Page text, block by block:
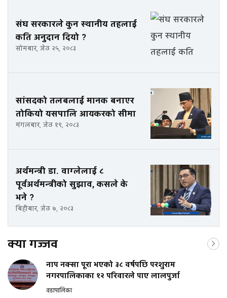
संघ सरकारले कुन स्थानीय तहलाई
कति अनुदान दियो ?
सोमबार, जेठ २५, २०८३
सांसदको तलबलाई मानक बनाएर
तोकियो यसपालि आयकरको सीमा
मंगलबार, जेठ १९, २०८३
अर्थमन्त्री डा. वाग्लेलाई ८
पूर्वअर्थमन्त्रीको सुझाव, कसले के
भने ?
बिहीबार, जेठ ७, २०८३
क्या गज्जव
नाप नक्सा पूरा भएको ३८ वर्षपछि परशुराम
नगरपालिकाका १२ परिवारले पाए लालपुर्जा
वडापालिका